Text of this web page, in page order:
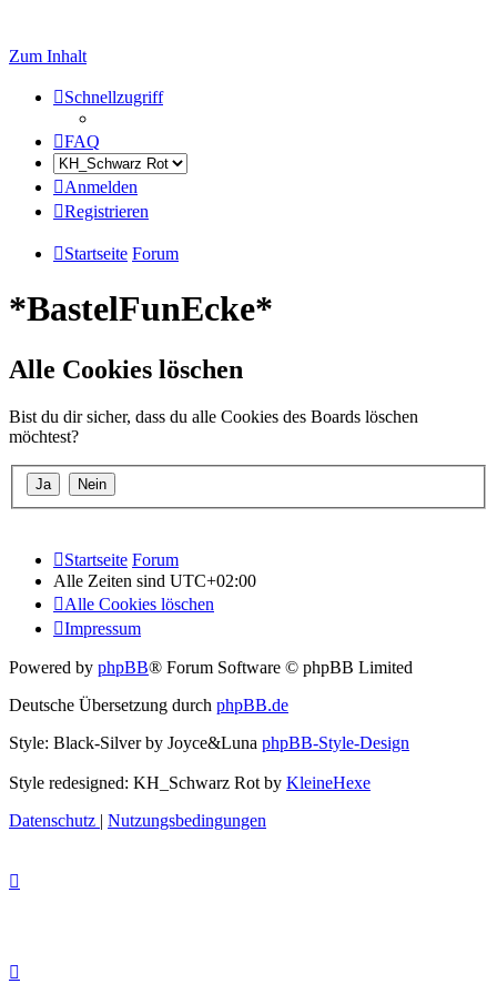
Zum Inhalt
Schnellzugriff
FAQ
Anmelden
Registrieren
Startseite Forum
*BastelFunEcke*
Alle Cookies löschen
Bist du dir sicher, dass du alle Cookies des Boards löschen
möchtest?
Startseite Forum
Alle Zeiten sind UTC+02:00
Alle Cookies löschen
Impressum
Powered by phpBB® Forum Software © phpBB Limited
Deutsche Übersetzung durch phpBB.de
Style: Black-Silver by Joyce&Luna phpBB-Style-Design
Style redesigned: KH_Schwarz Rot by KleineHexe
Datenschutz | Nutzungsbedingungen